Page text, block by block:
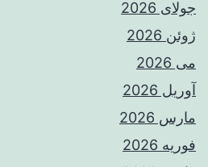
جولای 2026
ژوئن 2026
می 2026
آوریل 2026
مارس 2026
فوریه 2026